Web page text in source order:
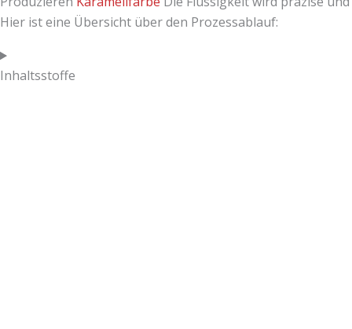
Hier ist eine Übersicht über den Prozessablauf:
Inhaltsstoffe